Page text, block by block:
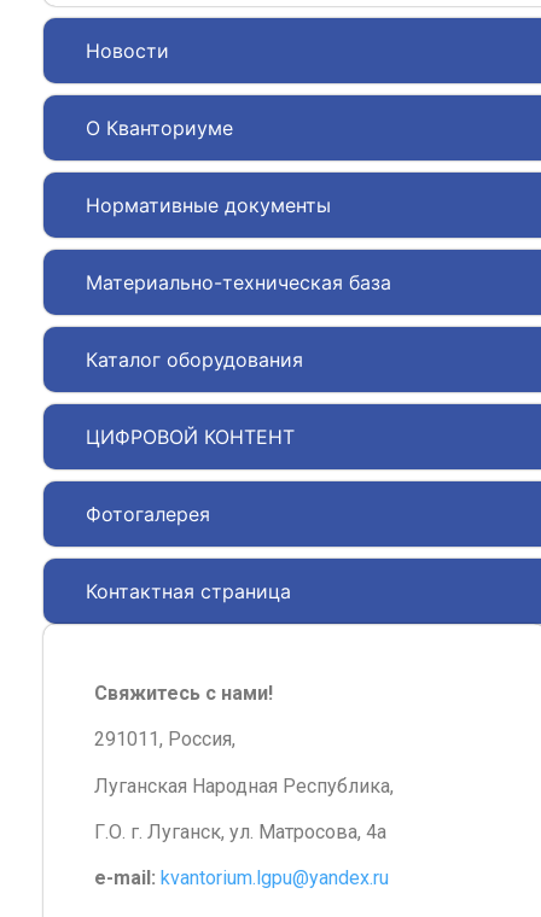
Новости
О Кванториуме
Нормативные документы
Материально-техническая база
Каталог оборудования
ЦИФРОВОЙ КОНТЕНТ
Фотогалерея
Контактная страница
Свяжитесь с нами!
291011, Россия,
Луганская Народная Республика,
Г.О. г. Луганск, ул. Матросова, 4а
e-mail: kvantorium.lgpu@yandex.ru